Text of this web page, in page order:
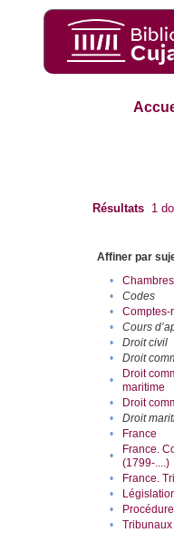
Résultats 1
Affiner par
•
•
Codes
•
Comptes-
•
Cours
•
Droit civil
•
Droit
•
Droit
maritime
• Droit
•
Droit
•
France
•
France.
(1799-....)
• France.
•
•
•
Tribunaux